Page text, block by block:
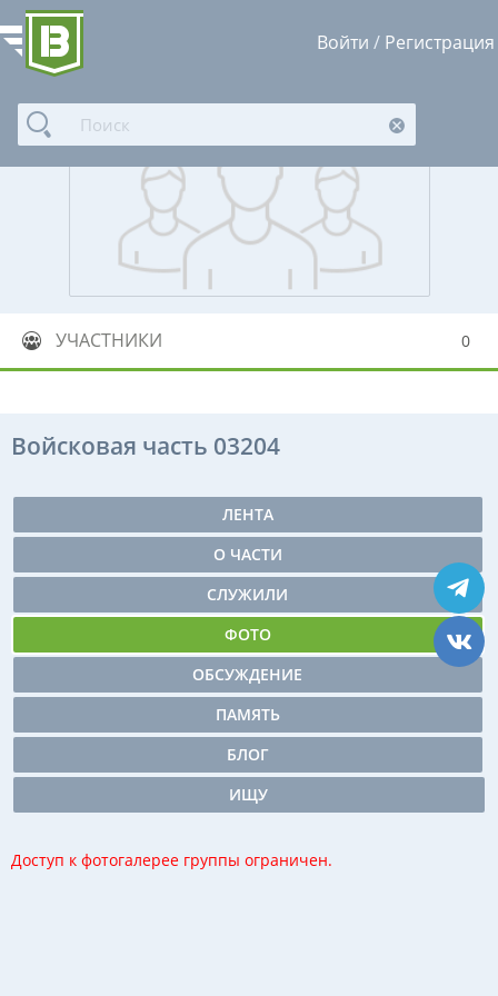
Войти / Регистрация
УЧАСТНИКИ 0
Войсковая часть 03204
ЛЕНТА
О ЧАСТИ
СЛУЖИЛИ
ФОТО
ОБСУЖДЕНИЕ
ПАМЯТЬ
БЛОГ
ИЩУ
Доступ к фотогалерее группы ограничен.